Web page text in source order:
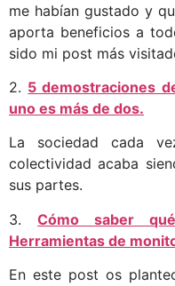
me habían gustado y
aporta beneficios a
sido mi post más
2. 5 demostraciones
uno es más de dos.
La sociedad cada
colectividad acaba
sus partes.
3.Cómo saber
Herramientas de
En este post os